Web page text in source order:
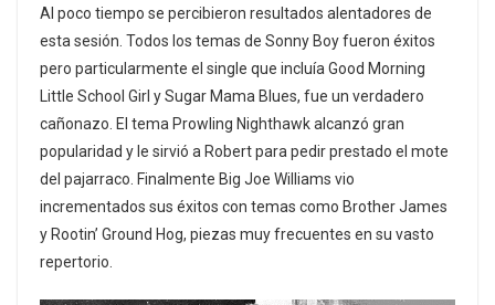
Al poco tiempo se percibieron resultados alentadores de
esta sesión. Todos los temas de Sonny Boy fueron éxitos
pero particularmente el single que incluía Good Morning
Little School Girl y Sugar Mama Blues, fue un verdadero
cañonazo. El tema Prowling Nighthawk alcanzó gran
popularidad y le sirvió a Robert para pedir prestado el mote
del pajarraco. Finalmente Big Joe Williams vio
incrementados sus éxitos con temas como Brother James
y Rootin’ Ground Hog, piezas muy frecuentes en su vasto
repertorio.